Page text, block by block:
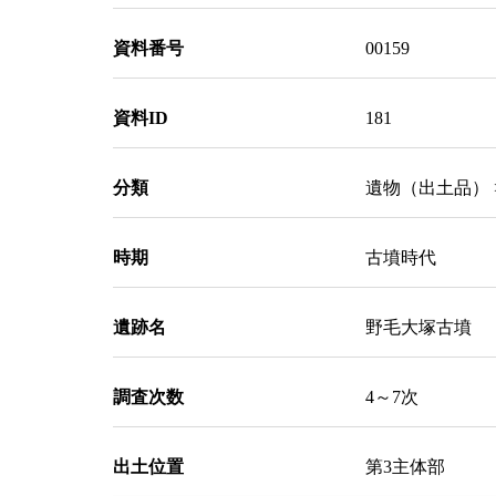
資料番号 00159
資料ID 181
分類 遺物（出土品）
時期 古墳時代
遺跡名 野毛大塚古墳
調査次数 4～7次
出土位置 第3主体部